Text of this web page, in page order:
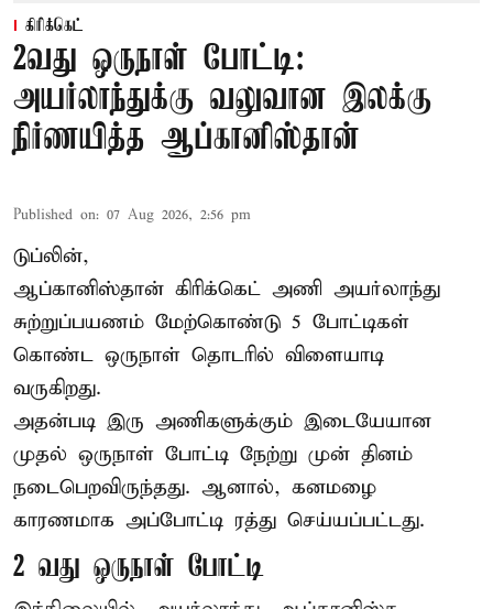
கிரிக்கெட்
2வது ஒருநாள் போட்டி:
அயர்லாந்துக்கு வலுவான இலக்கு
நிர்ணயித்த ஆப்கானிஸ்தான்
Published on: 07 Aug 2026, 2:56 pm
டுப்லின்,
ஆப்கானிஸ்தான் கிரிக்கெட் அணி அயர்லாந்து
சுற்றுப்பயணம் மேற்கொண்டு 5 போட்டிகள்
கொண்ட ஒருநாள் தொடரில் விளையாடி
வருகிறது.
அதன்படி இரு அணிகளுக்கும் இடையேயான
முதல் ஒருநாள் போட்டி நேற்று முன் தினம்
நடைபெறவிருந்தது. ஆனால், கனமழை
காரணமாக அப்போட்டி ரத்து செய்யப்பட்டது.
2 வது ஒருநாள் போட்டி